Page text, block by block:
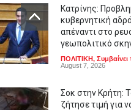
Κατρίνης:
κυβερνητική
απέναντι στο
γεωπολιτικό
ΠΟΛΙΤΙΚΗ,
August 7, 2026
Σοκ στην Κρήτη:
ζήτησε τιμή για